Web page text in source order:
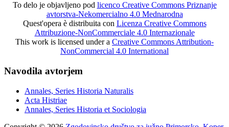
To delo je objavljeno pod licenco Creative Commons Priznanje
avtorstva-Nekomercialno 4.0 Mednarodna
Quest'opera è distribuita con Licenza Creative Commons
Attribuzione-NonCommerciale 4.0 Internazionale
This work is licensed under a Creative Commons Attribution-
NonCommercial 4.0 International
Navodila avtorjem
Annales, Series Historia Naturalis
Acta Histriae
Annales, Series Historia et Sociologia